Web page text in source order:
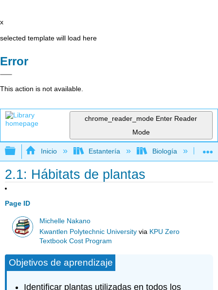
x
selected template will load here
Error
This action is not available.
chrome_reader_mode Enter Reader
Mode
Expandir/contraer jerarquía global
Inicio Estantería Biología
2.1: Hábitats de plantas
Page ID
Michelle Nakano
Kwantlen Polytechnic University via KPU Zero
Textbook Cost Program
Objetivos de aprendizaje
Identificar plantas utilizadas en todos los